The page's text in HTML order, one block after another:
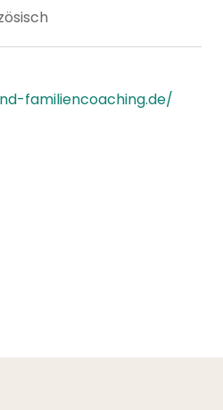
familiencoaching.de/